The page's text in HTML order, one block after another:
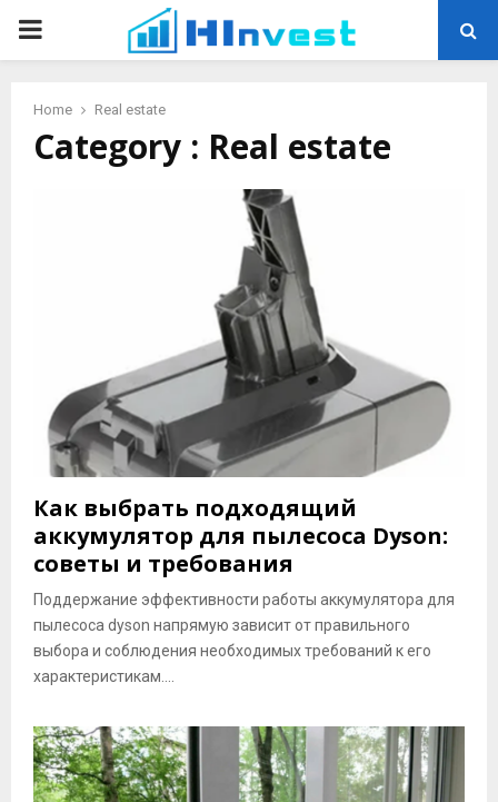
PRIMARY
Home Real estate
Category : Real estate
Как выбрать подходящий
аккумулятор для пылесоса Dyson:
советы и требования
Поддержание эффективности работы аккумулятора для
пылесоса dyson напрямую зависит от правильного
выбора и соблюдения необходимых требований к его
характеристикам....